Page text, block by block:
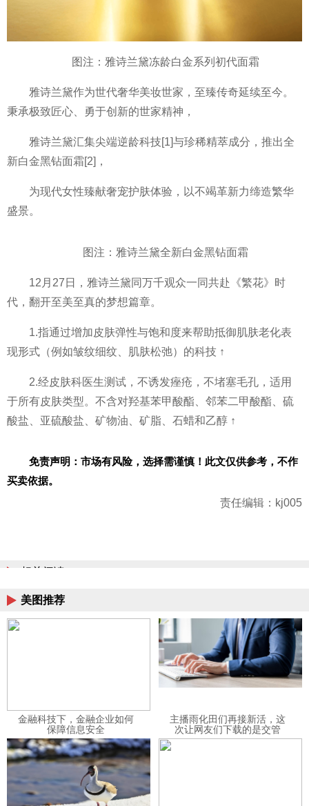
图注：雅诗兰黛冻龄白金系列初代面霜
雅诗兰黛作为世代奢华美妆世家，至臻传奇延续至今。
秉承极致匠心、勇于创新的世家精神，
雅诗兰黛汇集尖端逆龄科技[1]与珍稀精萃成分，推出全
新白金黑钻面霜[2]，
为现代女性臻献奢宠护肤体验，以不竭革新力缔造繁华
盛景。
图注：雅诗兰黛全新白金黑钻面霜
12月27日，雅诗兰黛同万千观众一同共赴《繁花》时
代，翻开至美至真的梦想篇章。
1.指通过增加皮肤弹性与饱和度来帮助抵御肌肤老化表
现形式（例如皱纹细纹、肌肤松弛）的科技 ↑
2.经皮肤科医生测试，不诱发痤疮，不堵塞毛孔，适用
于所有皮肤类型。不含对羟基苯甲酸酯、邻苯二甲酸酯、硫
酸盐、亚硫酸盐、矿物油、矿脂、石蜡和乙醇 ↑
免责声明：市场有风险，选择需谨慎！此文仅供参考，不作
买卖依据。
责任编辑：kj005
相关阅读
美图推荐
金融科技下，金融企业如何
保障信息安全
主播雨化田们再接新活，这
次让网友们下载的是交管
12123APP